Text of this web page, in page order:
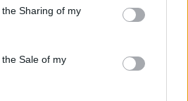
usage behaviour. You may click to
Google and its third-party tags to
purposes in below Google
Sharing of my
Sale of my